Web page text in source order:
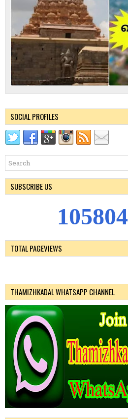
SOCIAL PROFILES
SUBSCRIBE US
105804
TOTAL PAGEVIEWS
THAMIZHKADAL WHATSAPP CHANNEL